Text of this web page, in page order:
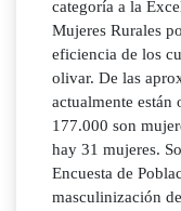
categoría a la
Mujeres Rurales
eficiencia de los
olivar. De las
actualmente están
177.000 son
hay 31 mujeres.
Encuesta de
masculinización